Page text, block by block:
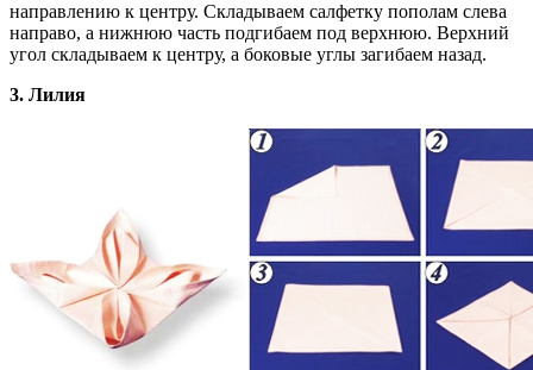
направлению к центру. Складываем салфетку пополам слева
направо, а нижнюю часть подгибаем под верхнюю. Верхний
угол складываем к центру, а боковые углы загибаем назад.
3. Лилия